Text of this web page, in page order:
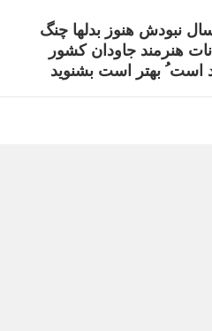
نبودش هنوز بدلها چنگ
هنرمند جاودان کشور
است ُ بهتر است بشنوید